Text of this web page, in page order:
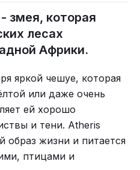
змея, которая
лесах
Африки.
яркой чешуе, которая
или даже очень
ей хорошо
и тени. Atheris
образ жизни и питается
птицами и